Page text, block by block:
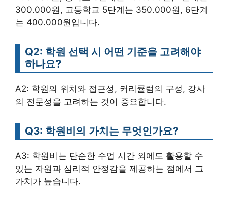
300.000원, 고등학교 5단계는 350.000원, 6단계
는 400.000원입니다.
Q2: 학원 선택 시 어떤 기준을 고려해야
하나요?
A2: 학원의 위치와 접근성, 커리큘럼의 구성, 강사
의 전문성을 고려하는 것이 중요합니다.
Q3: 학원비의 가치는 무엇인가요?
A3: 학원비는 단순한 수업 시간 외에도 활용할 수
있는 자원과 심리적 안정감을 제공하는 점에서 그
가치가 높습니다.